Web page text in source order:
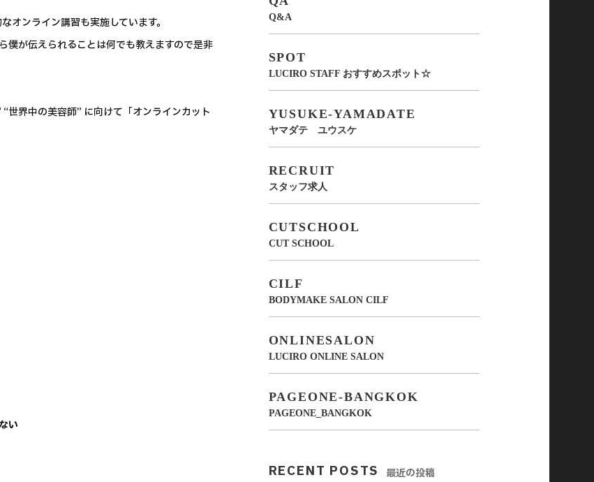
オンライン講習も実施しています。
僕が伝えられることは何でも教えますので是非
界中の美容師” に向けて「オンラインカット
い
Q&A
SPOT
LUCIRO STAFF おすすめスポット☆
YUSUKE-YAMADATE
ヤマダテ ユウスケ
RECRUIT
スタッフ求人
CUTSCHOOL
CUT SCHOOL
CILF
BODYMAKE SALON CILF
ONLINESALON
LUCIRO ONLINE SALON
PAGEONE-BANGKOK
PAGEONE_BANGKOK
RECENT POSTS 最近の投稿